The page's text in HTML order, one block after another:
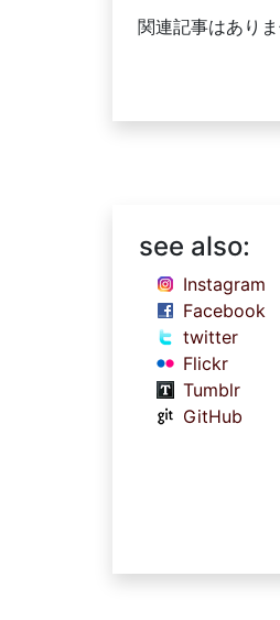
関連記事はありま
see also:
Instagram
Facebook
twitter
Flickr
Tumblr
GitHub